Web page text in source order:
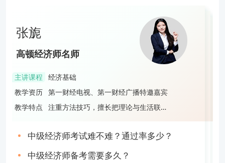
张旎
高顿经济师名师
主讲课程
经济基础
教学资历 第一财经电视、第一财经广播特邀嘉宾
教学特点
注重方法技巧，擅长把理论与生活联
中级经济师考试难不难？通过率多少？
中级经济师备考需要多久？
段飞飞
高顿经济师名师
主讲课程 工商管理
教学资历 985管理学硕士，中级经济师，中级会计
持证人
教学特点 旁征博引，语言风趣，深受学生好评
中级经济师证难不难考？值得考吗？
2023中级经济师一个月备考攻略，速速查
高顿经济师名师
主讲课程 财政税收
教学资历 拥有8年教育培训经验，打造多款财经证
书培训课程，服务超过3万名学员
教学特点 授课风格轻松明快，逻辑性强，善于激
中级经济师先学哪一门？附3点实用学习建
议！
经济师是不是中级职称？
主讲课程
教学资历 第一财经电视、第一财经广播特邀嘉宾
教学特点 注重方法技巧，擅长把理论与生活联
中级经济师考试难不难？通过率多少？
中级经济师备考需要多久？